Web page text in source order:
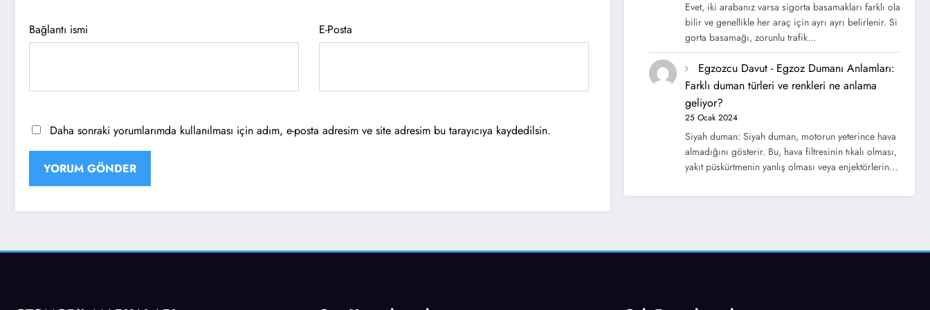
Bağlantı ismi E-Posta
Daha sonraki yorumlarımda kullanılması için adım, e-posta adresim ve site adresim bu tarayıcıya kaydedilsin.
Evet, iki arabanız varsa sigorta basamakları farklı ola
bilir ve genellikle her araç için ayrı ayrı belirlenir. Si
gorta basamağı, zorunlu trafik…
Egzozcu Davut - Egzoz Dumanı Anlamları:
Farklı duman türleri ve renkleri ne anlama
geliyor?
25 Ocak 2024
Siyah duman: Siyah duman, motorun yeterince hava
almadığını gösterir. Bu, hava filtresinin tıkalı olması,
yakıt püskürtmenin yanlış olması veya enjektörlerin…